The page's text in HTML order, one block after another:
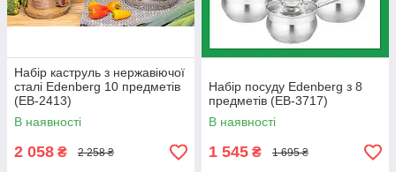
Набір каструль з нержавіючої
сталі Edenberg 10 предметів
(EB-2413)
В наявності
2 058 ₴ 2 258 ₴
Набір посуду Edenberg з 8
предметів (EB-3717)
В наявності
1 545 ₴ 1 695 ₴